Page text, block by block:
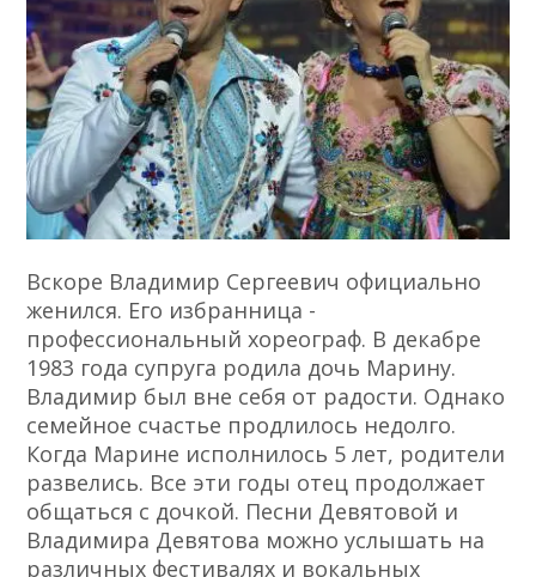
Вскоре Владимир Сергеевич официально
женился. Его избранница -
профессиональный хореограф. В декабре
1983 года супруга родила дочь Марину.
Владимир был вне себя от радости. Однако
семейное счастье продлилось недолго.
Когда Марине исполнилось 5 лет, родители
развелись. Все эти годы отец продолжает
общаться с дочкой. Песни Девятовой и
Владимира Девятова можно услышать на
различных фестивалях и вокальных